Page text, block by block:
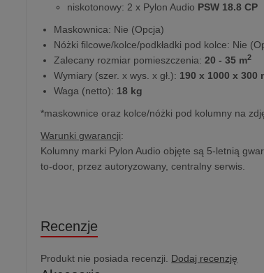
niskotonowy: 2 x Pylon Audio PSW 18.8 CP
Maskownica: Nie (Opcja)
Nóżki filcowe/kolce/podkładki pod kolce: Nie
Zalecany rozmiar pomieszczenia: 20 - 35 m2
Wymiary (szer. x wys. x gł.): 190 x 1000 x 300
Waga (netto): 18 kg
*maskownice oraz kolce/nóżki pod kolumny na
Warunki gwarancji:
Kolumny marki Pylon Audio objęte są 5-letnią
to-door, przez autoryzowany, centralny serwis.
Recenzje
Produkt nie posiada recenzji. Dodaj recenzję